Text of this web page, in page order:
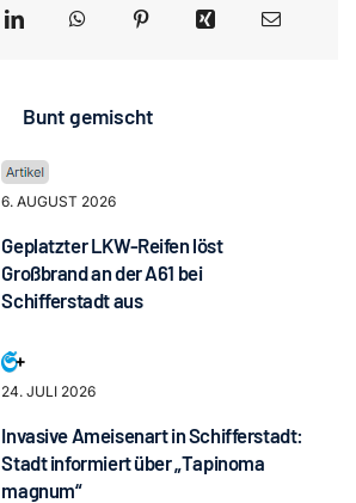
Bunt gemischt
6. AUGUST 2026
Geplatzter LKW-Reifen löst
Großbrand an der A61 bei
Schifferstadt aus
24. JULI 2026
Invasive Ameisenart in Schifferstadt:
Stadt informiert über „Tapinoma
magnum“